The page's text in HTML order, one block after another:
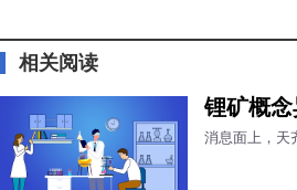
相关阅读
锂矿概
消息面上，天